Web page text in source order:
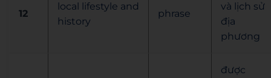
12
local lifestyle and
history
phrase
và lịch sử
địa
phương
được